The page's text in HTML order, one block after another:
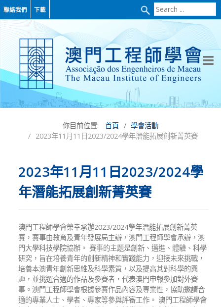
聯絡我們 下載
Search
...
你目前位置: 首頁
學會活動
2023年11月11日2023/2024學年潛能拓展創新菁英賽
2023年11月11日2023/2024學
年潛能拓展創新菁英賽
澳門工程師學會榮幸承辦2023/2024學年潛能拓展創新菁英
賽，賽事由教育及青年發展局主辦，澳門工程師學會承辦，澳
門大學科技學院協辦。 賽事的主題是創新、邁進、體驗、科學
研究，旨在培養青年的創新精神和實踐能力，迎接未來挑戰，
培養本澳青年創新思維及科學素質，以及提高其對科學的興
趣，並挑選合適的作品及參賽者，代表澳門申報參加對外賽
事。澳門工程師學會根據參賽作品內容及專業性，協助邀請合
適的專業人士、學者、專家等參與評審工作。 澳門工程師學會